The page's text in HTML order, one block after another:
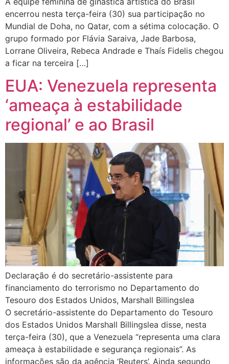
encerrou nesta terça-feira (30) sua participação no
Mundial de Doha, no Qatar, com a sétima colocação. O
grupo formado por Flávia Saraiva, Jade Barbosa,
Lorrane Oliveira, Rebeca Andrade e Thaís Fidelis chegou
a ficar na terceira […]
EUA: Venezuela representa
‘ameaça à estabilidade
regional’ e ao Brasil
Declaração é do secretário-assistente para
financiamento do terrorismo no Departamento do
Tesouro dos Estados Unidos, Marshall Billingslea
O secretário-assistente do Departamento do Tesouro
dos Estados Unidos Marshall Billingslea disse, nesta
terça-feira (30), que a Venezuela “representa uma clara
ameaça à estabilidade e segurança regionais”. As
informações são da agência ‘Reuters’. Ainda segundo